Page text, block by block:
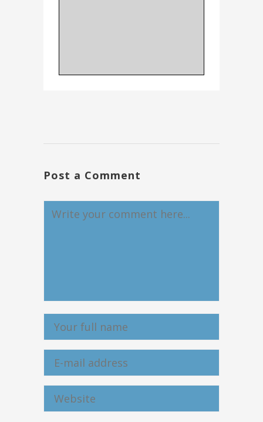
Post a Comment